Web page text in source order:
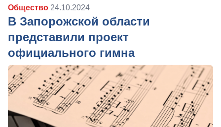
Общество 24.10.2024
В Запорожской области
представили проект
официального гимна